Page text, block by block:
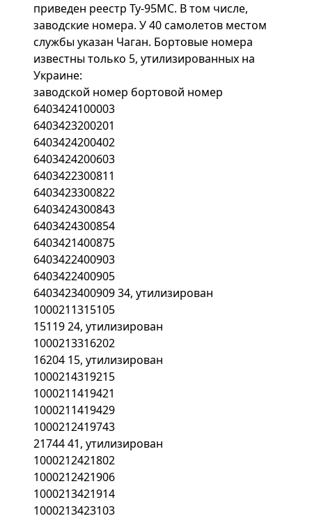
приведен реестр Ту-95МС. В том числе,
заводские номера. У 40 самолетов местом
службы указан Чаган. Бортовые номера
известны только 5, утилизированных на
Украине:
заводской номер бортовой номер
6403424100003
6403423200201
6403424200402
6403424200603
6403422300811
6403423300822
6403424300843
6403424300854
6403421400875
6403422400903
6403422400905
6403423400909 34, утилизирован
1000211315105
15119 24, утилизирован
1000213316202
16204 15, утилизирован
1000214319215
1000211419421
1000211419429
1000212419743
21744 41, утилизирован
1000212421802
1000212421906
1000213421914
1000213423103